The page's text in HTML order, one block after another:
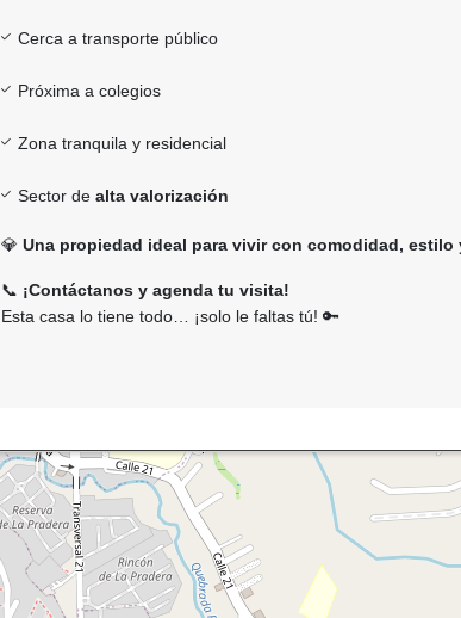
Cerca a transporte público
Próxima a colegios
Zona tranquila y residencial
Sector de alta valorización
💎 Una propiedad ideal para vivir con comodidad,
📞 ¡Contáctanos y agenda tu visita!
Esta casa lo tiene todo… ¡solo le faltas tú! 🔑